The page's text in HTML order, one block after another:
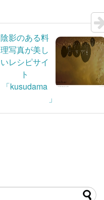
陰影のある料
理写真が美し
いレシピサイ
ト
「kusudama
」